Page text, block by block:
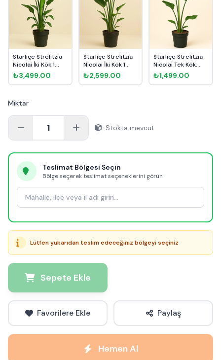
Starliçe Strelitzia
Nicolai İki Kök 1...
₺3,499.00
Starliçe Strelitzia
Nicolai İki Kök 1...
₺2,599.00
Starliçe Strelitzia
Nicolai Tek Kök
10...
₺1,499.00
Miktar
1 Stokta mevcut
Teslimat Bölgesi Seçin
Bölge seçerek teslimat seçeneklerini görün
Lütfen yukarıdan teslim edeceğiniz bölgeyi seçiniz
Sepete Ekle
Favorilere Ekle Paylaş
Hemen Al